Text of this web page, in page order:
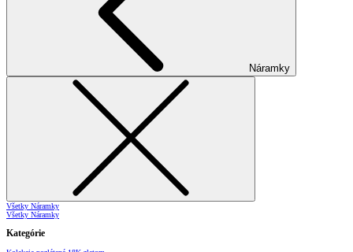
Náramky
Všetky Náramky
Všetky Náramky
Kategórie